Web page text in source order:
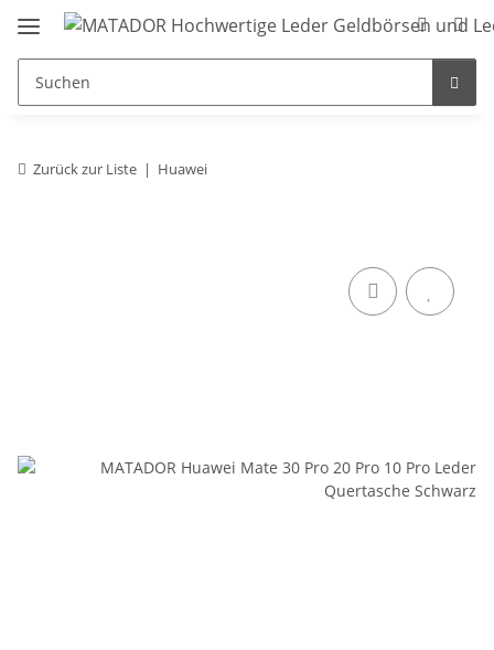
Zurück zur Liste Huawei